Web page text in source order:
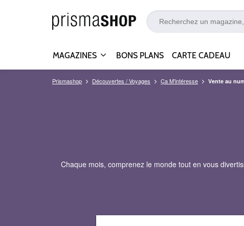
MAGAZINES BONS PLANS CARTE CADEAU
Prismashop Découvertes / Voyages Ça M'intéresse Vente au
Chaque mois, comprenez le monde tout en vous